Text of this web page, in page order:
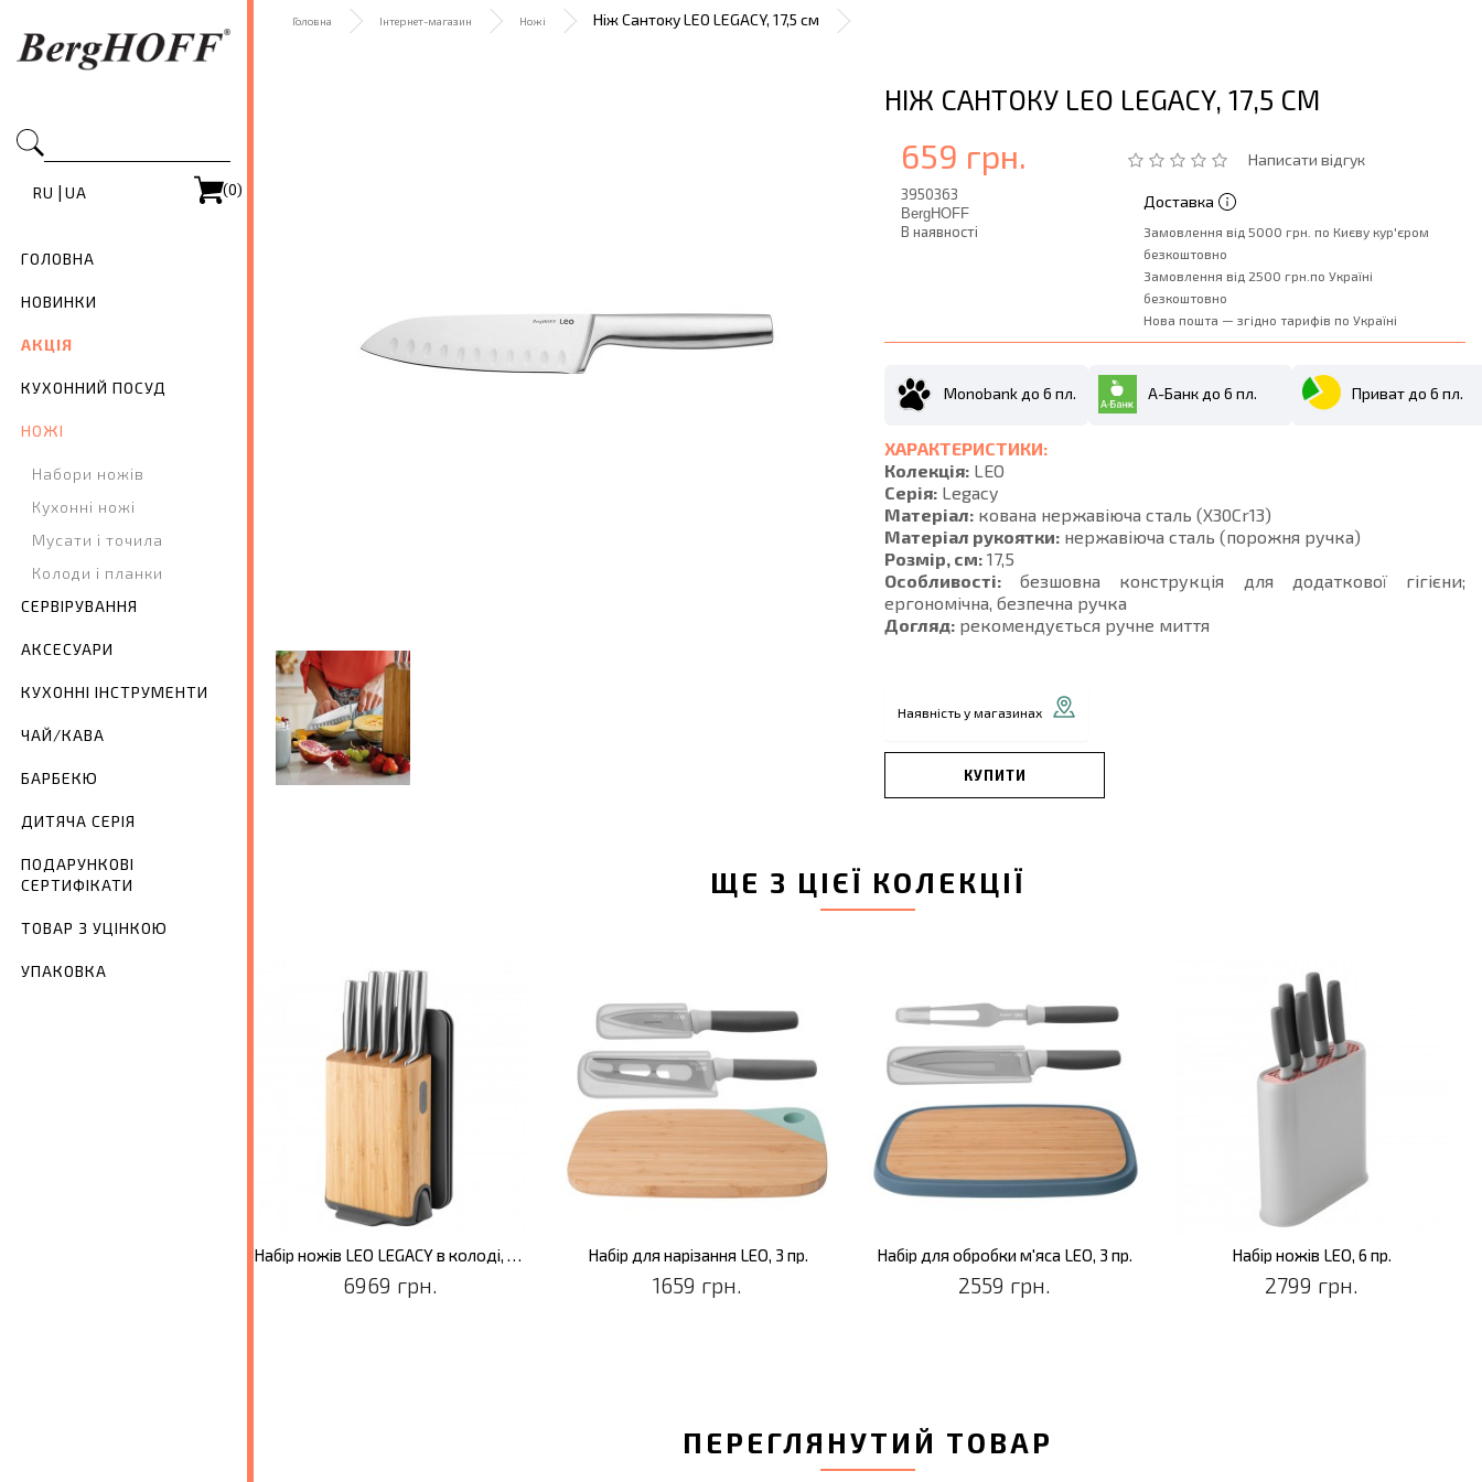
RU | UA (0)
ГОЛОВНА
НОВИНКИ
АКЦІЯ
КУХОННИЙ ПОСУД
НОЖІ
Набори ножів
Кухонні ножі
Мусати і точила
Колоди і планки
СЕРВІРУВАННЯ
АКСЕСУАРИ
КУХОННІ ІНСТРУМЕНТИ
ЧАЙ/КАВА
БАРБЕКЮ
ДИТЯЧА СЕРІЯ
ПОДАРУНКОВІ
СЕРТИФІКАТИ
ТОВАР З УЦІНКОЮ
УПАКОВКА
Головна Інтернет-магазин Ножі Ніж Сантоку LEO LEGACY, 17,5 см
НІЖ САНТОКУ LEO LEGACY, 17,5 СМ
Написати відгук
659 грн.
3950363
BergHOFF
В наявності
Доставка
Замовлення від 5000 грн. по Києву кур'єром
безкоштовно
Замовлення від 2500 грн.по Україні
безкоштовно
Нова пошта — згідно тарифів по Україні
Monobank до 6 пл. А-Банк до 6 пл. Приват до 6 пл.
ХАРАКТЕРИСТИКИ:
Колекція: LEO
Серія: Legacy
Матеріал: кована нержавіюча сталь (X30Cr13)
Матеріал рукоятки: нержавіюча сталь (порожня ручка)
Розмір, см: 17,5
Особливості: безшовна конструкція для додаткової гігієни;
ергономічна, безпечна ручка
Догляд: рекомендується ручне миття
Наявність у магазинах
КУПИТИ
ЩЕ З ЦІЄЇ КОЛЕКЦІЇ
Набір ножів LEO LEGACY в колоді, 11 пр.
6969 грн.
Набір для нарізання LEO, 3 пр.
1659 грн.
Набір для обробки м'яса LEO, 3 пр.
2559 грн.
Набір ножів LEO, 6 пр.
2799 грн.
ПЕРЕГЛЯНУТИЙ ТОВАР